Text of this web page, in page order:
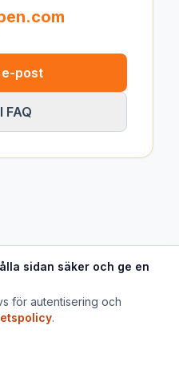
post
FAQ
sidan säker och ge en
för autentisering och
.